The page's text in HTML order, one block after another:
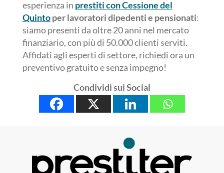
esperienza in prestiti con Cessione del
Quintoper lavoratori dipedenti e pensionati:
siamo presenti da oltre 20 anni nel mercato
finanziario, con più di 50.000 clienti serviti.
Affidati agli esperti di settore, richiedi ora un
preventivo gratuito e senza impegno!
Condividi sui Social